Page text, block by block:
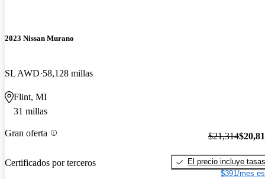
2023 Nissan Murano
SL AWD 58,128 millas
Flint, MI
31 millas
Gran oferta
Certificados por terceros
$21,314
El precio incluye tasas
$391/mes